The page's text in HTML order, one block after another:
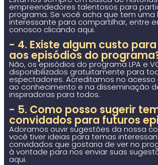
empreendedores talentosos para
programa. Se você acha que tem uma
interessante para compartilhar, entre
conosco clicando aqui.
- 4. Existe algum custo
aos episódios do
Não, os episódios do programa LPA e
disponibilizados gratuitamente para
espectadores. Acreditamos no
ao conhecimento e na disseminação
inspiradoras para todos.
- 5. Como posso sugerir
convidados para futuros
Adoramos ouvir sugestões da nossa
você tiver ideias para temas
convidados que gostaria de ver no
à vontade para nos enviar suas
aqui.